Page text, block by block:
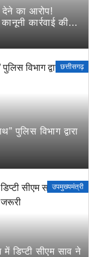
देने का आरोप!
कार्रवाई की
छत्तीसगढ़
पुलिस विभाग द्वारा
उपमुख्यमंत्री
में डिप्टी सीएम साव ने